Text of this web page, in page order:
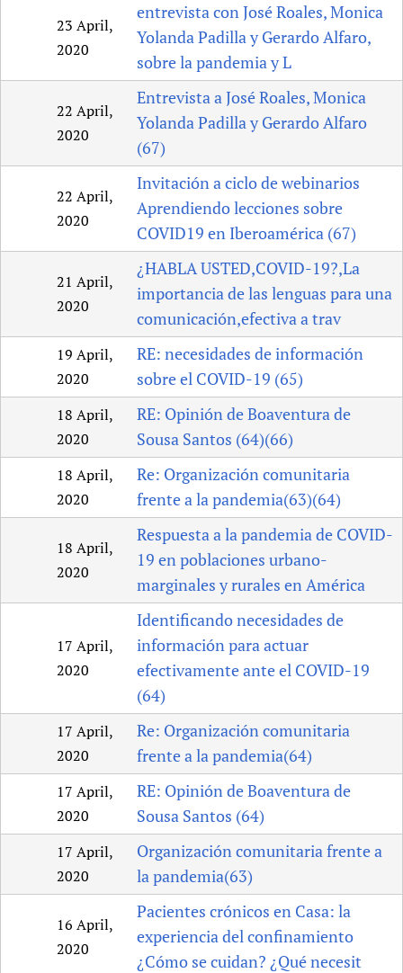
23 April,
2020
entrevista con José Roales, Monica
Yolanda Padilla y Gerardo Alfaro,
sobre la pandemia y L
22 April,
2020
Entrevista a José Roales, Monica
Yolanda Padilla y Gerardo Alfaro
(67)
22 April,
2020
Invitación a ciclo de webinarios
Aprendiendo lecciones sobre
COVID19 en Iberoamérica (67)
21 April,
2020
¿HABLA USTED,COVID-19?,La
importancia de las lenguas para una
comunicación,efectiva a trav
19 April,
2020
RE: necesidades de información
sobre el COVID-19 (65)
18 April,
2020
RE: Opinión de Boaventura de
Sousa Santos (64)(66)
18 April,
2020
Re: Organización comunitaria
frente a la pandemia(63)(64)
18 April,
2020
Respuesta a la pandemia de COVID-
19 en poblaciones urbano-
marginales y rurales en América
17 April,
2020
Identificando necesidades de
información para actuar
efectivamente ante el COVID-19
(64)
17 April,
2020
Re: Organización comunitaria
frente a la pandemia(64)
17 April,
2020
RE: Opinión de Boaventura de
Sousa Santos (64)
17 April,
2020
Organización comunitaria frente a
la pandemia(63)
16 April,
2020
Pacientes crónicos en Casa: la
experiencia del confinamiento
¿Cómo se cuidan? ¿Qué necesit